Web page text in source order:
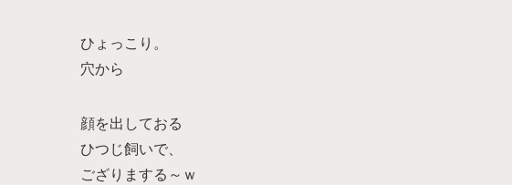
ひょっこり。
穴から
顔を出しておる
ひつじ飼いで、
ござりまする～ｗ